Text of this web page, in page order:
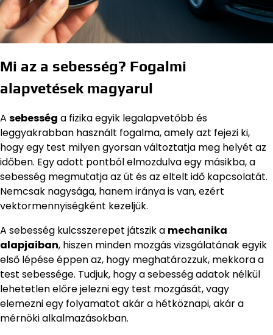
Mi az a sebesség? Fogalmi
alapvetések magyarul
A sebesség a fizika egyik legalapvetőbb és
leggyakrabban használt fogalma, amely azt fejezi ki,
hogy egy test milyen gyorsan változtatja meg helyét az
időben. Egy adott pontból elmozdulva egy másikba, a
sebesség megmutatja az út és az eltelt idő kapcsolatát.
Nemcsak nagysága, hanem iránya is van, ezért
vektormennyiségként kezeljük.
A sebesség kulcsszerepet játszik a mechanika
alapjaiban, hiszen minden mozgás vizsgálatának egyik
első lépése éppen az, hogy meghatározzuk, mekkora a
test sebessége. Tudjuk, hogy a sebesség adatok nélkül
lehetetlen előre jelezni egy test mozgását, vagy
elemezni egy folyamatot akár a hétköznapi, akár a
mérnöki alkalmazásokban.